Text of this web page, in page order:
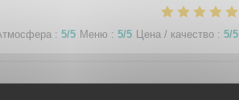
: 5/5 Меню : 5/5 Цена / качество : 5/5
was perfect. Quiet, elegant and efficient.